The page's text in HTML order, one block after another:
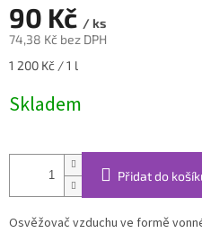
90 Kč / ks
74,38 Kč bez DPH
Měrná
1 200 Kč / 1 l
Skladem
Přidat do
Osvěžovač vzduchu ve formě